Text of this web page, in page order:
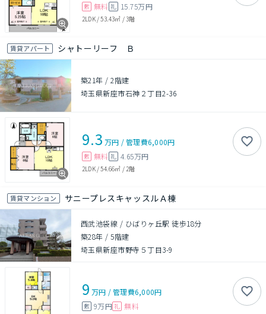
敷 無料 礼 15.75万円
2LDK/53.43㎡ /3階
賃貸アパート シャトーリーフ Ｂ
築21年 /2階建
埼玉県新座市石神２丁目2-36
9.3 万円 /管理費6,000円
敷 無料 礼 4.65万円
2LDK/54.66㎡ / 2階
賃貸マンション サニープレスキャッスルＡ棟
西武池袋線 / ひばりヶ丘駅 徒歩18分
築28年 /5階建
埼玉県新座市野寺５丁目3-9
9 万円 /管理費6,000円
敷 9万円 礼 無料